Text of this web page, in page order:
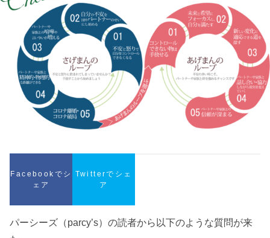
Facebookでシ
ェア
Twitterでシェ
ア
パーシーズ（parcy’s）の読者から以下のような質問が来